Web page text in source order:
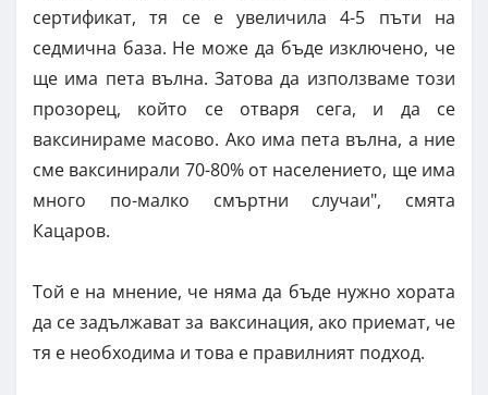
сертификат, тя се е увеличила 4-5 пъти на
седмична база. Не може да бъде изключено, че
ще има пета вълна. Затова да използваме този
прозорец, който се отваря сега, и да се
ваксинираме масово. Ако има пета вълна, а ние
сме ваксинирали 70-80% от населението, ще има
много по-малко смъртни случаи", смята
Кацаров.
Той е на мнение, че няма да бъде нужно хората
да се задължават за ваксинация, ако приемат, че
тя е необходима и това е правилният подход.